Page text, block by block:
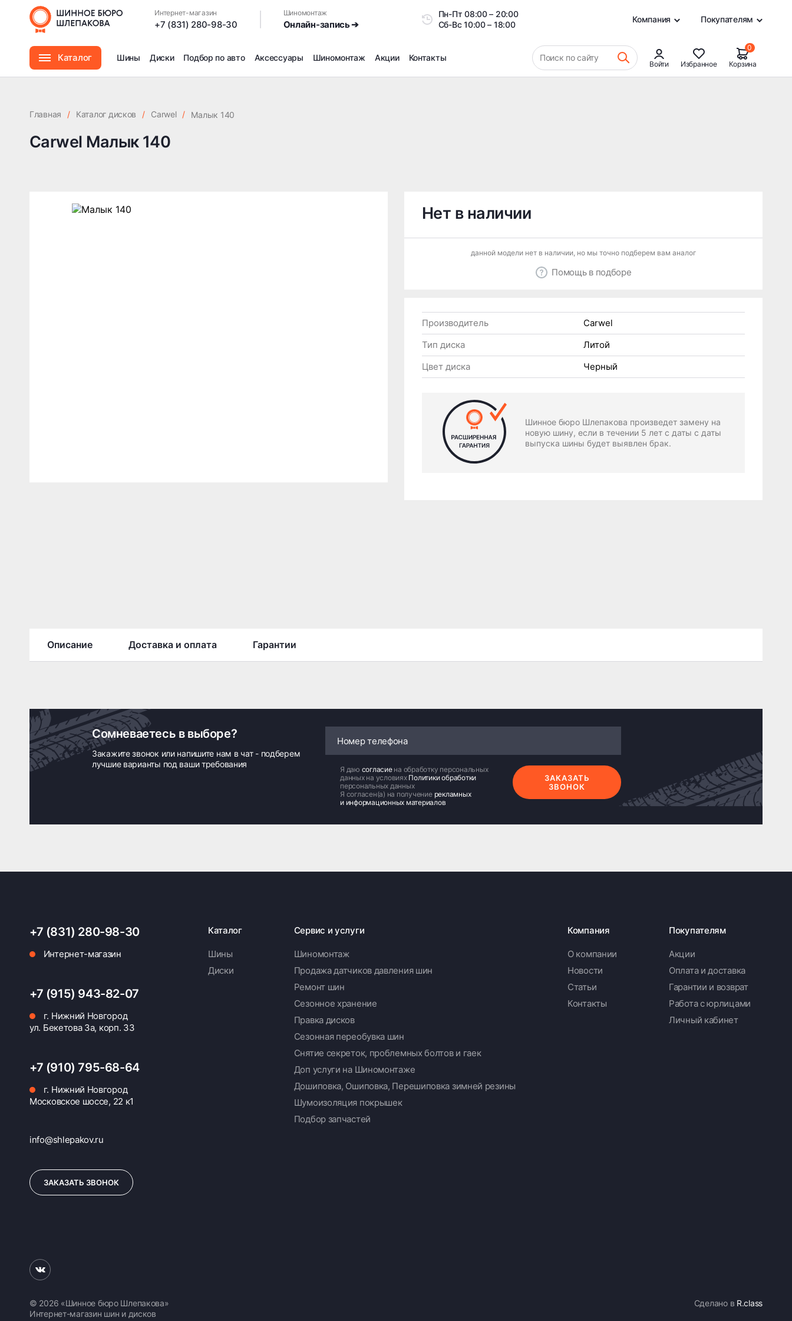
Интернет-магазин
+7 (831) 280-98-30
Шиномонтаж
Онлайн-запись ➔
Пн-Пт08:00 – 20:00
Сб-Вс10:00 – 18:00
Компания Покупателям
Каталог Шины Диски Подбор по авто Аксессуары Шиномонтаж
Дошиповка, Ошиповка, Перешиповка зимней резины
Акции Контакты Поиск по сайту
Войти Избранное
0
Корзина
Главная / Каталог дисков / Carwel / Малык 140
Carwel Малык 140
Нет в наличии
данной модели нет в наличии, но мы точно подберем вам аналог
Помощь в подборе
Производитель
Carwel
Тип диска
Литой
Цвет диска
Черный
Шинное бюро Шлепакова произведет замену на
новую шину, если в течении 5 лет с даты с даты
выпуска шины будет выявлен брак.
Описание Доставка и оплата Гарантии
Сомневаетесь в выборе?
Закажите звонок или напишите нам в чат - подберем
лучшие варианты под ваши требования
Я даю согласие на обработку персональных
данных на условиях Политики обработки
персональных данных
Я согласен(а) на получение рекламных
и информационных материалов
ЗАКАЗАТЬ
ЗВОНОК
+7 (831) 280-98-30
Интернет-магазин
+7 (915) 943-82-07
г. Нижний Новгород
ул. Бекетова 3а, корп. 33
+7 (910) 795-68-64
г. Нижний Новгород
Московское шоссе, 22 к1
info@shlepakov.ru
ЗАКАЗАТЬ ЗВОНОК
Каталог
Шины
Диски
Сервис и услуги
Шиномонтаж
Продажа датчиков давления шин
Ремонт шин
Сезонное хранение
Правка дисков
Сезонная переобувка шин
Снятие секреток, проблемных болтов и гаек
Доп услуги на Шиномонтаже
Дошиповка, Ошиповка, Перешиповка зимней резины
Шумоизоляция покрышек
Подбор запчастей
Компания
О компании
Новости
Статьи
Контакты
Покупателям
Акции
Оплата и доставка
Гарантии и возврат
Работа с юрлицами
Личный кабинет
© 2026 «Шинное бюро Шлепакова»
Интернет-магазин шин и дисков
Сделано в R.class